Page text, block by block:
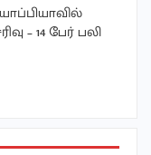
– 14 பேர் பலி